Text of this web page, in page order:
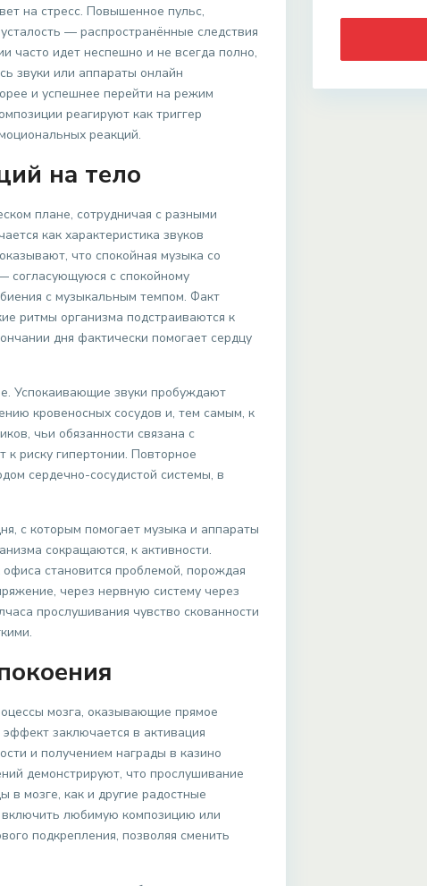
на стресс. Повышенное пульс,
— распространённые следствия
часто идет неспешно и не всегда полно,
звуки или аппараты онлайн
и успешнее перейти на режим
реагируют как триггер
реакций.
на тело
плане, сотрудничая с разными
как характеристика звуков
что спокойная музыка со
согласующуюся с спокойному
с музыкальным темпом. Факт
ритмы организма подстраиваются к
дня фактически помогает сердцу
Успокаивающие звуки пробуждают
кровеносных сосудов и, тем самым, к
чьи обязанности связана с
риску гипертонии. Повторное
сердечно-сосудистой системы, в
с которым помогает музыка и аппараты
сокращаются, к активности.
становится проблемой, порождая
через нервную систему через
прослушивания чувство скованности
мозга, оказывающие прямое
заключается в активация
и получением награды в казино
демонстрируют, что прослушивание
в мозге, как и другие радостные
включить любимую композицию или
подкрепления, позволяя сменить